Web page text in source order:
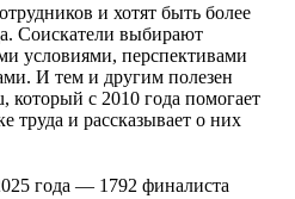
и хотят быть более
Соискатели выбирают
условиями, перспективами
И тем и другим полезен
который с 2010 года помогает
труда и рассказывает о них
года — 1792 финалиста